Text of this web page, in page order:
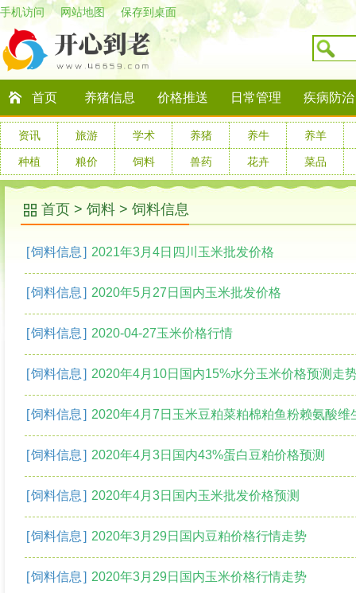
手机访问 网站地图 保存到桌面
首页 养猪信息 价格推送 日常管理 疾病防治
资讯 旅游 学术 养猪 养牛 养羊
种植 粮价 饲料 兽药 花卉 菜品
首页 > 饲料 > 饲料信息
[饲料信息 ] 2021年3月4日四川玉米批发价格
[饲料信息 ] 2020年5月27日国内玉米批发价格
[饲料信息 ] 2020-04-27玉米价格行情
[饲料信息 ] 2020年4月10日国内15%水分玉米价格预测走
[饲料信息 ] 2020年4月7日玉米豆粕菜粕棉粕鱼粉赖氨酸维生素等
[饲料信息 ] 2020年4月3日国内43%蛋白豆粕价格预测
[饲料信息 ] 2020年4月3日国内玉米批发价格预测
[饲料信息 ] 2020年3月29日国内豆粕价格行情走势
[饲料信息 ] 2020年3月29日国内玉米价格行情走势